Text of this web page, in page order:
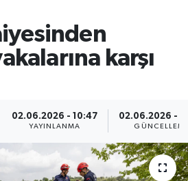
karşı
02.06.2026 - 10:47
YAYINLANMA
02.06.2026 -